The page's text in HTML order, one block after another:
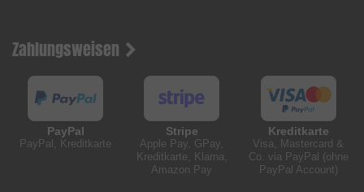
Zahlungsweisen
PayPal
PayPal, Kreditkarte
Stripe
Apple Pay, GPay,
Kreditkarte, Klarna,
Amazon Pay
Kreditkarte
Visa, Mastercard &
Co. via PayPal (ohne
PayPal Account)